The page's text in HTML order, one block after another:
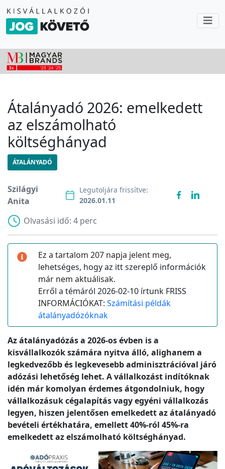
Átalányadó 2026: emelkedett
az elszámolható
költséghányad
ÁTALÁNYADÓ
Szilágyi
Anita
Legutoljára frissítve:
2026.01.11
Olvasási idő: 4 perc
Ez a tartalom 207 napja jelent meg,
lehetséges, hogy az itt szereplő információk
már nem aktuálisak.
Erről a témáról 2026-02-10 írtunk FRISS
INFORMÁCIÓKAT: Számítási példák
átalányadózóknak
Az átalányadózás a 2026-os évben is a
kisvállalkozók számára nyitva álló, alighanem a
legkedvezőbb és legkevesebb adminisztrációval járó
adózási lehetőség lehet. A vállalkozást indítóknak
idén már komolyan érdemes átgondolniuk, hogy
vállalkozásuk cégalapítás vagy egyéni vállalkozás
legyen, hiszen jelentősen emelkedett az átalányadó
bevételi értékhatára, emellett 40%-ról 45%-ra
emelkedett az elszámolható költséghányad.